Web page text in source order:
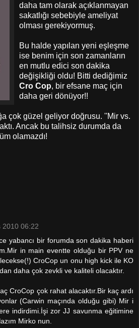
daha tam olarak açıklanmayan
sakatlığı sebebiyle ameliyat
olması gerekiyormuş.
Bu halde yapılan yeni eşleşme
ise benim için son zamanların
en mutlu edici son dakika
değişikliği oldu! Bitti dediğimiz
Cro Cop, bir efsane maç için
daha geri dönüyor!!
çok güzel geliyor doğrusu. ''Mir vs.
Ancak bu talihsiz durumda da
olamazdı!
2010 06:22
yabancı bir forumda son dakika haberi
in main eventte olduğu bir PPV ne
CroCop un onu high kick ile KO
daha çok zevkli ve kaliteli olacaktır.
CroCop çok rahat alacaktır.Bir kaç ardı
(Carwin maçında olduğu gibi) Mir i
indirdimi.İşi zor JJ savunma eğitimine
Mirko nun.